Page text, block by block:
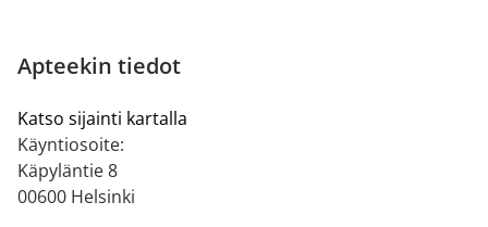
Apteekin tiedot
Katso sijainti kartalla
Käyntiosoite:
Käpyläntie 8
00600 Helsinki